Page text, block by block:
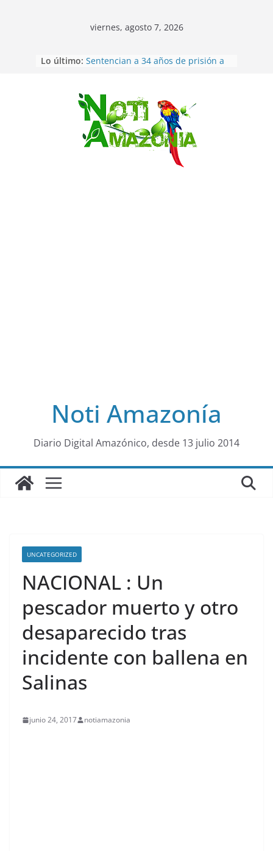
Saltar
al
viernes, agosto 7, 2026
Lo último: Ecuador: dos jóvenes de 22 años
desaparecidos fueron encontrados
Sentencian a 34 años de prisión a
implicados en caso de Alison,
oriunda de Tena
Vozinha, el arquero sensación de
cabo Verde, ya llegó para
incorporarse a Colo Colo de Chile
Pastaza: la parroquia Diez de
Noti Amazonía
Diario Digital Amazónico, desde 13 julio 2014
UNCATEGORIZED
NACIONAL : Un
pescador muerto y otro
desaparecido tras
incidente con ballena en
Salinas
junio 24, 2017 notiamazonia